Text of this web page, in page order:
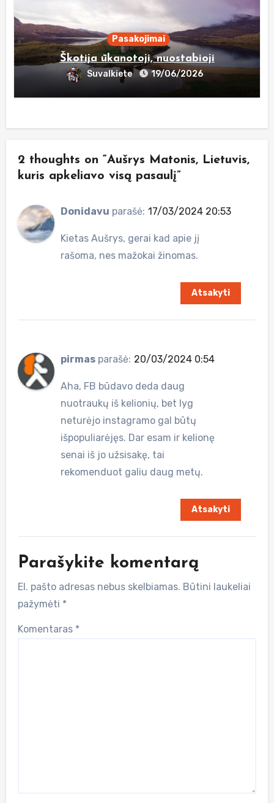
Pasakojimai
Škotija ūkanotoji, nuostabioji
Suvalkiete 19/06/2026
2 thoughts on “Aušrys Matonis, Lietuvis,
kuris apkeliavo visą pasaulį”
Donidavu parašė: 17/03/2024 20:53
Kietas Aušrys, gerai kad apie jį
rašoma, nes mažokai žinomas.
Atsakyti
pirmas parašė: 20/03/2024 0:54
Aha, FB būdavo deda daug
nuotraukų iš kelionių, bet lyg
neturėjo instagramo gal būtų
išpopuliarėjęs. Dar esam ir kelionę
senai iš jo užsisakę, tai
rekomenduot galiu daug metų.
Atsakyti
Parašykite komentarą
El. pašto adresas nebus skelbiamas. Būtini laukeliai
pažymėti *
Komentaras *